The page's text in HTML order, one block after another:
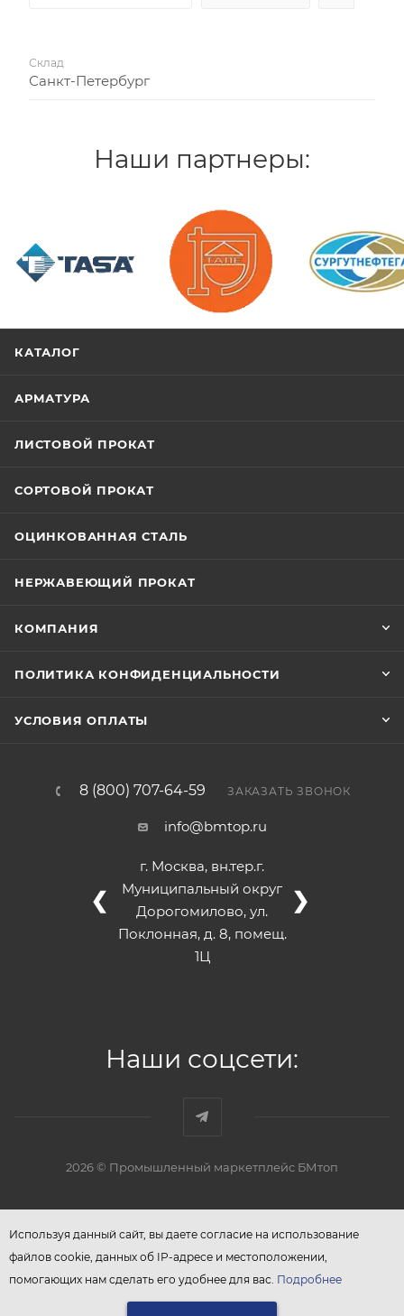
Склад
Санкт-Петербург
Наши партнеры:
КАТАЛОГ
АРМАТУРА
ЛИСТОВОЙ ПРОКАТ
СОРТОВОЙ ПРОКАТ
ОЦИНКОВАННАЯ СТАЛЬ
НЕРЖАВЕЮЩИЙ ПРОКАТ
КОМПАНИЯ
ПОЛИТИКА КОНФИДЕНЦИАЛЬНОСТИ
УСЛОВИЯ ОПЛАТЫ
8 (800) 707-64-59 ЗАКАЗАТЬ ЗВОНОК
info@bmtop.ru
г. Москва, вн.тер.г.
Муниципальный округ
Дорогомилово, ул.
Поклонная, д. 8, помещ.
1Ц
❮ ❯
Наши соцсети:
2026 © Промышленный маркетплейс БМтоп
Используя данный сайт, вы даете согласие на использование
файлов cookie, данных об IP-адресе и местоположении,
помогающих нам сделать его удобнее для вас. Подробнее